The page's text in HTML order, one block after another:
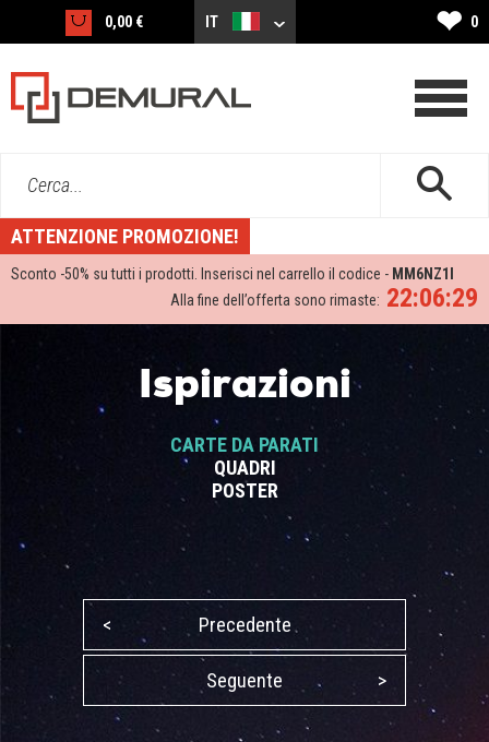
0,00 € IT ❤ 0
Cerca...
ATTENZIONE PROMOZIONE!
Sconto -50% su tutti i prodotti. Inserisci nel carrello il codice - MM6NZ1I
22:06:29
Alla fine dell’offerta sono rimaste:
Ispirazioni
CARTE DA PARATI
QUADRI
POSTER
< Precedente
Seguente >